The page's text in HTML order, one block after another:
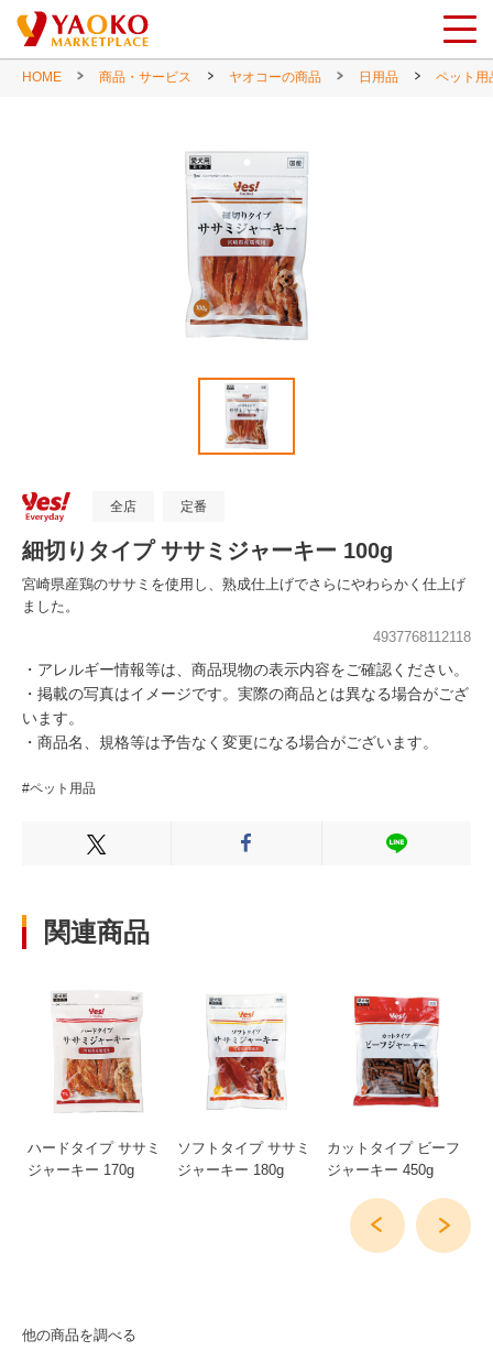
HOME 商品・サービス ヤオコーの商品 日用品 ペット用
全店 定番
細切りタイプ ササミジャーキー 100g
宮崎県産鶏のササミを使用し、熟成仕上げでさらにやわらかく仕上げ
ました。
4937768112118
・アレルギー情報等は、商品現物の表示内容をご確認ください。
・掲載の写真はイメージです。実際の商品とは異なる場合がござ
います。
・商品名、規格等は予告なく変更になる場合がございます。
#ペット用品
Xでシェアする FacebookでシェアするLINEでシェ
関連商品
ハードタイプ ササミ
ジャーキー 170g
ソフトタイプ ササミ
ジャーキー 180g
カットタイプ ビーフ
ジャーキー 450g
他の商品を調べる